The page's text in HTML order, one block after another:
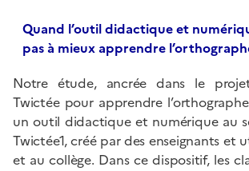
Quand l’outil didactique et
pas à mieux apprendre
Notre étude, ancrée dans le
Twictée pour apprendre
un outil didactique et numérique au
Twictée1, créé par des enseignants et
et au collège. Dans ce dispositif, les